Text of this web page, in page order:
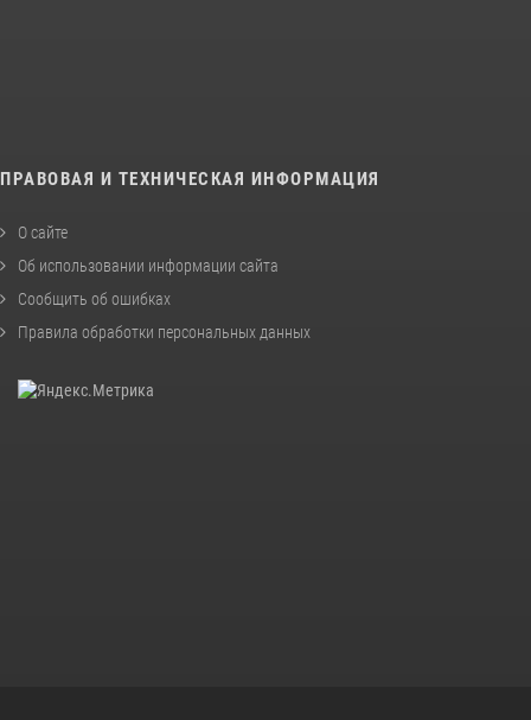
ПРАВОВАЯ И ТЕХНИЧЕСКАЯ ИНФОРМАЦИЯ
О сайте
Об использовании информации сайта
Сообщить об ошибках
Правила обработки персональных данных